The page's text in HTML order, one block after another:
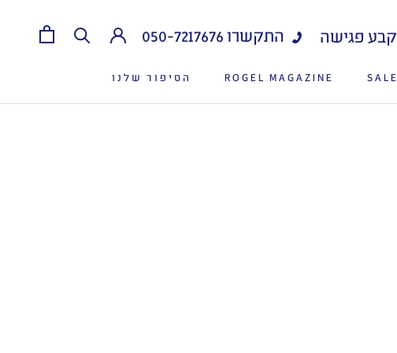
SALE
ROGEL MAGAZINE
הסיפור שלנו
קבע פגישה התקשרו050-7217676